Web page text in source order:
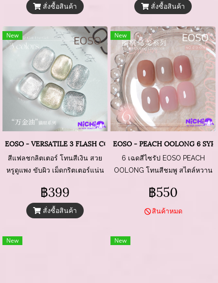
สั่งซื้อสินค้า สั่งซื้อสินค้า
New
EOSO - VERSATILE 3 FLASH COLORS
สีแฟลชกลิตเตอร์ โทนสีเงิน สวย
หรูดูแพง ขับผิว เม็ดกริตเตอร์แน่น
฿399
สั่งซื้อสินค้า
New
EOSO - PEACH OOLONG 6
6 เฉดสีไซรัป EOSO PEACH
OOLONG โทนสีชมพู สไตล์หวาน
฿550
สินค้าหมด
New New